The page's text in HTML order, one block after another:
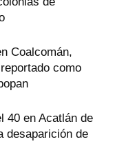
Coalcomán,
como
40 en Acatlán de
desaparición de